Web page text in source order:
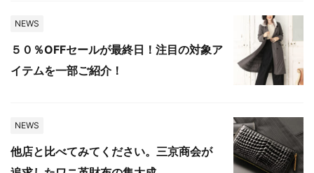
NEWS
５０％OFFセールが最終日！注目の対象ア
イテムを一部ご紹介！
NEWS
他店と比べてみてください。三京商会が